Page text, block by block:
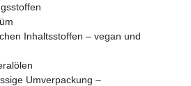
Inhaltsstoffen – vegan und
Umverpackung –